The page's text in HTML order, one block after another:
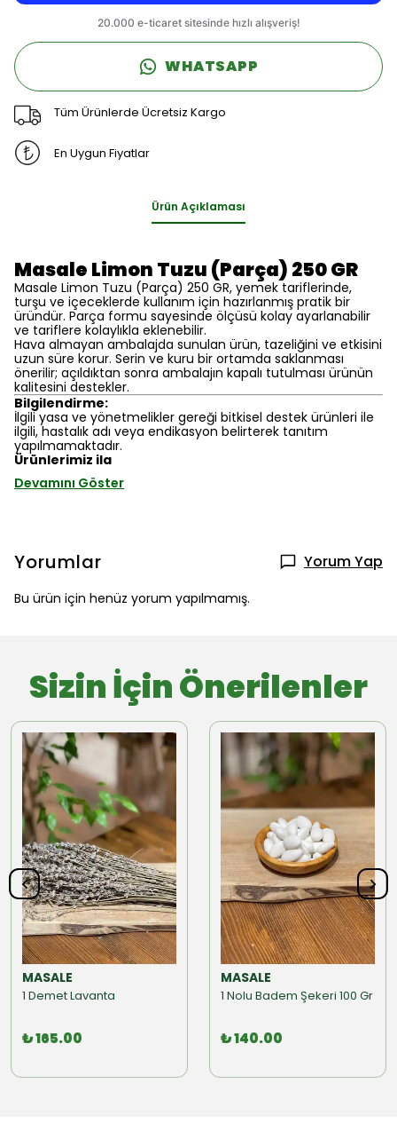
WHATSAPP
Tüm Ürünlerde Ücretsiz Kargo
En Uygun Fiyatlar
Ürün Açıklaması
Masale Limon Tuzu (Parça) 250 GR
Masale Limon Tuzu (Parça) 250 GR, yemek tariflerinde,
turşu ve içeceklerde kullanım için hazırlanmış pratik bir
üründür. Parça formu sayesinde ölçüsü kolay ayarlanabilir
ve tariflere kolaylıkla eklenebilir.
Hava almayan ambalajda sunulan ürün, tazeliğini ve etkisini
uzun süre korur. Serin ve kuru bir ortamda saklanması
önerilir; açıldıktan sonra ambalajın kapalı tutulması ürünün
kalitesini destekler.
Bilgilendirme:
İlgili yasa ve yönetmelikler gereği bitkisel destek ürünleri ile
ilgili, hastalık adı veya endikasyon belirterek tanıtım
yapılmamaktadır.
Ürünlerimiz ila
Devamını Göster
Yorumlar Yorum Yap
Bu ürün için henüz yorum yapılmamış.
Sizin İçin Önerilenler
MASALE
1 Demet Lavanta
₺ 165.00
MASALE
1 Nolu Badem Şekeri 100 Gr
₺ 140.00